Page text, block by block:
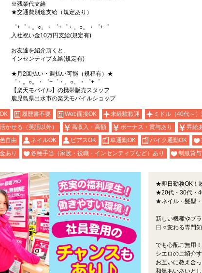
※残業代支給
★交通費別途支給（規定あり）
゜+゜・。○。・゜+゜・。○。・゜+゜
入社祝い金10万円支給(規定有)
お友達を紹介頂くと,
インセンティブ支給(規定有)
★月2回払い・週払い可能（規程有）★
゜・。○。・゜+゜・。○。・゜+゜
【楽天モバイル】の携帯販売スタッフ
鹿児島県出水市の楽天モバイルショップ
履歴書不要 Web面接OK 未経験歓迎 ミドル（40代～
かせる（英語以外）
高収入・高額 ボーナス・賞与あり 昇給
自由
ネイルOK ピアスOK 車通勤OK バイク通勤OK
あり
各種手当（家族・役職・インセンティブなど）あり 制服貸与
★即日勤務OK！
★20代・30代・
★ネイル・髪型
新しい機種やプラ
日々変わる専門
でも心配ご無用！
シエロのご紹介
お互いに教え合
和気あいあいと